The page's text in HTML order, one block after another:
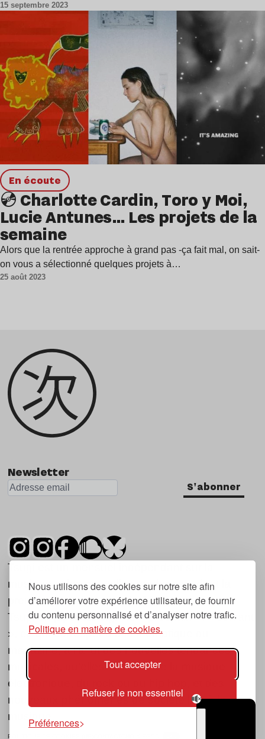
Nous utilisons des cookies sur notre site afin
d’améliorer votre expérience utilisateur, de fournir
du contenu personnalisé et d’analyser notre trafic.
Politique en matière de cookies.
Tout accepter
Refuser le non essentiel
Préférences
15 septembre 2023
en écoute
💿 Charlotte Cardin, Toro y Moi,
Lucie Antunes… Les projets de la
semaine
Alors que la rentrée approche à grand pas -ça fait mal, on sait-
on vous a sélectionné quelques projets à…
25 août 2023
Newsletter
S'abonner
Tsugi est un mensuel indépendant sur la
musique et les nouvelles tendances, dont la
première parution date de 2007.
Tsugi en japonais signifie « prochain », « suivant
», ce qui correspond à la thématique du
magazine, à l’affût des nouvelles tendances
musicales, qu’elles viennent de la musique
électronique, du rock ou du hip hop, et des
nouveaux phénomènes de société liés à la
musique.
POLITIQUE DE COOKIES (UE)